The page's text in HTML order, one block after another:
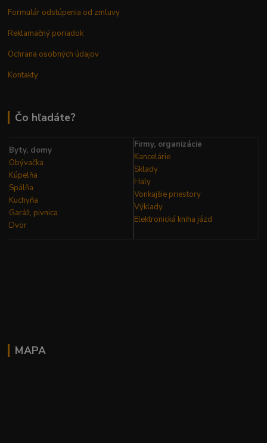
Formulár odstúpenia od zmluvy
Reklamačný poriadok
Ochrana osobných údajov
Kontakty
Čo hľadáte?
Byty, domy
Obývačka
Kúpelňa
Spálňa
Kuchyňa
Garáž, pivnica
Dvor
Firmy, organizácie
Kancelárie
Sklady
Haly
Vonkajšie priestory
Výklady
Elektronická kniha jázd
MAPA